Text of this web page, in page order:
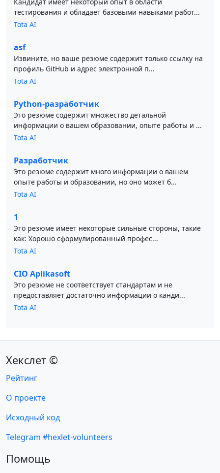
тестирования и обладает базовыми навыками работ...
Tota AI
asf
Извините, но ваше резюме содержит только ссылку на
профиль GitHub и адрес электронной п...
Tota AI
Python-разработчик
Это резюме содержит множество детальной
информации о вашем образовании, опыте работы и ...
Tota AI
Разработчик
Это резюме содержит много информации о вашем
опыте работы и образовании, но оно может б...
Tota AI
1
Это резюме имеет некоторые сильные стороны, такие
как: Хорошо сформулированный профес...
Tota AI
CIO Aplikasoft
Это резюме не соответствует стандартам и не
предоставляет достаточно информации о канди...
Tota AI
Хекслет ©
Рейтинг
О проекте
Исходный код
Telegram #hexlet-volunteers
Помощь